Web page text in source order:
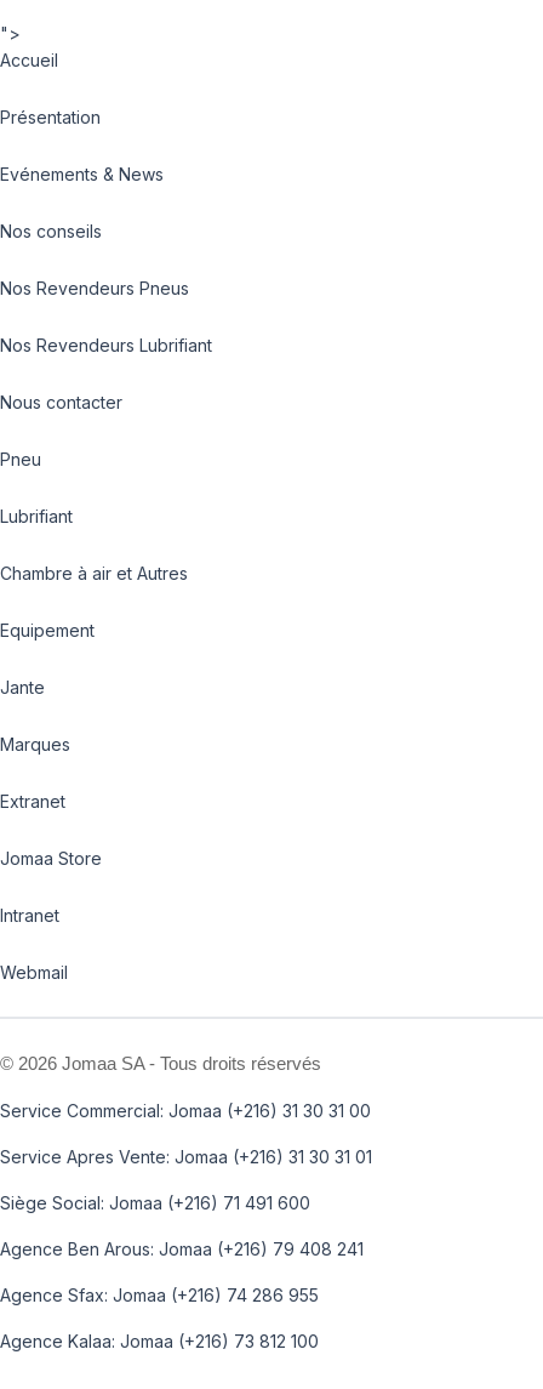
">
Accueil
Présentation
Evénements & News
Nos conseils
Nos Revendeurs Pneus
Nos Revendeurs Lubrifiant
Nous contacter
Pneu
Lubrifiant
Chambre à air et Autres
Equipement
Jante
Marques
Extranet
Jomaa Store
Intranet
Webmail
© 2026 Jomaa SA - Tous droits réservés
Service Commercial: Jomaa (+216) 31 30 31 00
Service Apres Vente: Jomaa (+216) 31 30 31 01
Siège Social: Jomaa (+216) 71 491 600
Agence Ben Arous: Jomaa (+216) 79 408 241
Agence Sfax: Jomaa (+216) 74 286 955
Agence Kalaa: Jomaa (+216) 73 812 100